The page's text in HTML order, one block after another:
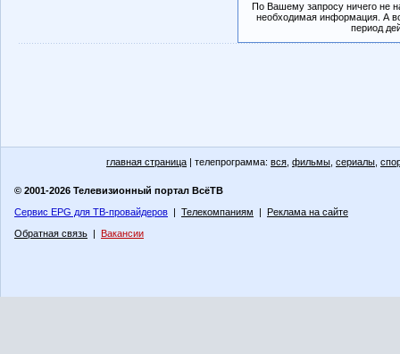
По Вашему запросу ничего не
необходимая информация. А
период
главная страница | телепрограмма: вся фильмы сериалы
© 2001-2026 Телевизионный портал ВсёТВ
Сервис EPG для ТВ-провайдеров | Телекомпаниям | Реклама на сайте
Обратная связь | Вакансии